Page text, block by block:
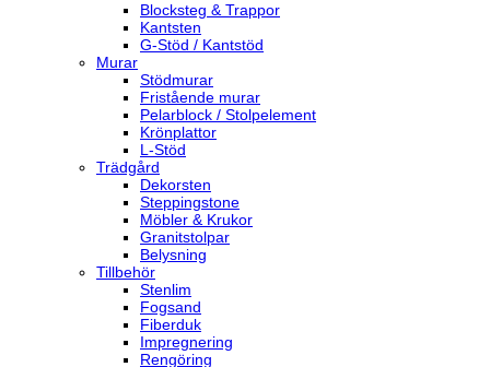
Blocksteg & Trappor
Kantsten
G-Stöd / Kantstöd
Murar
Stödmurar
Fristående murar
Pelarblock / Stolpelement
Krönplattor
L-Stöd
Trädgård
Dekorsten
Steppingstone
Möbler & Krukor
Granitstolpar
Belysning
Tillbehör
Stenlim
Fogsand
Fiberduk
Impregnering
Rengöring